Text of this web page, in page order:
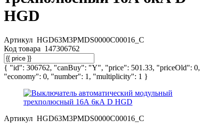
HGD
Артикул HGD63M3PMDS0000C00016_C
Код товара 147306762
{ "id": 306762, "canBuy": "Y", "price": 501.33, "priceOld": 0,
"economy": 0, "number": 1, "multiplicity": 1 }
Артикул HGD63M3PMDS0000C00016_C